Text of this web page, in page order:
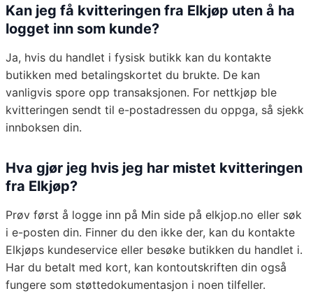
Kan jeg få kvitteringen fra Elkjøp uten å ha
logget inn som kunde?
Ja, hvis du handlet i fysisk butikk kan du kontakte
butikken med betalingskortet du brukte. De kan
vanligvis spore opp transaksjonen. For nettkjøp ble
kvitteringen sendt til e-postadressen du oppga, så sjekk
innboksen din.
Hva gjør jeg hvis jeg har mistet kvitteringen
fra Elkjøp?
Prøv først å logge inn på Min side på elkjop.no eller søk
i e-posten din. Finner du den ikke der, kan du kontakte
Elkjøps kundeservice eller besøke butikken du handlet i.
Har du betalt med kort, kan kontoutskriften din også
fungere som støttedokumentasjon i noen tilfeller.